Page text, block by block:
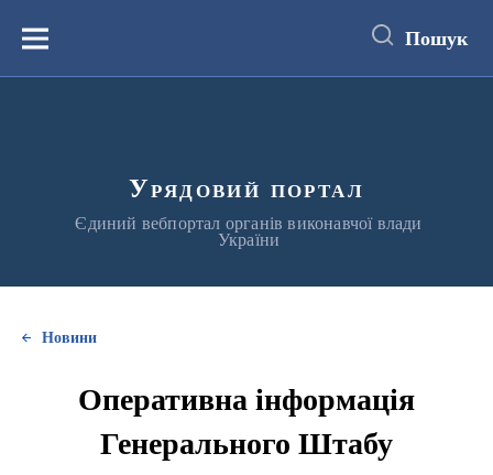
вмістуМеню Пошук
Урядовий портал
Єдиний вебпортал органів виконавчої влади
України
Новини
Оперативна інформація
Генерального Штабу